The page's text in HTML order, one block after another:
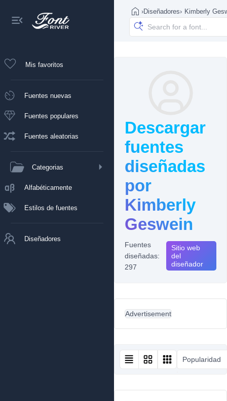
Mis favoritos
Fuentes nuevas
Fuentes populares
Fuentes aleatorias
Categorias
Alfabéticamente
Estilos de fuentes
Diseñadores
›Diseñadores› Kimberly
Descargar
fuentes
diseñadas
por
Kimberly
Geswein
Fuentes
diseñadas:
297
Sitio web
del
diseñador
Advertisement
Popularidad